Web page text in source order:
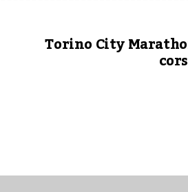
Torino City